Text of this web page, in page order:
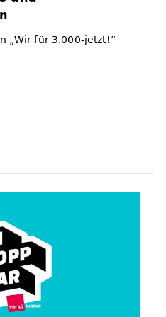
„Wir für 3.000-jetzt!“